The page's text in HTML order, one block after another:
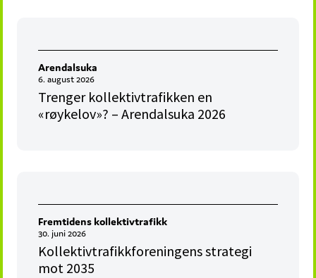
Arendalsuka
6. august 2026
Trenger kollektivtrafikken en
«røykelov»? – Arendalsuka 2026
Fremtidens kollektivtrafikk
30. juni 2026
Kollektivtrafikkforeningens strategi
mot 2035